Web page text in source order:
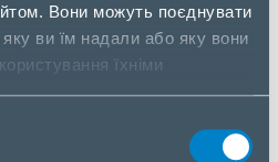
Вони можуть поєднувати
ви їм надали або яку вони
їхніми
0.008 кг
3
128GB